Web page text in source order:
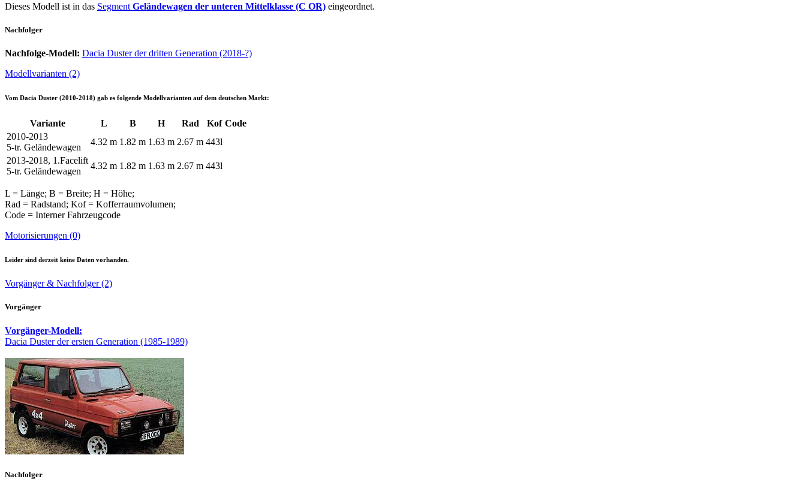
Dieses Modell ist in das Segment Geländewagen der unteren Mittelklasse (C OR) eingeordnet.
Nachfolger
Nachfolge-Modell: Dacia Duster der dritten Generation (2018-?)
Modellvarianten (2)
Vom Dacia Duster (2010-2018) gab es folgende Modellvarianten auf dem deutschen Markt:
Variante L B H Rad Kof Code
2010-2013
5-tr. Geländewagen
4.32 m 1.82 m 1.63 m 2.67 m 443l
2013-2018, 1.Facelift
5-tr. Geländewagen
4.32 m 1.82 m 1.63 m 2.67 m 443l
L = Länge; B = Breite; H = Höhe;
Rad = Radstand; Kof = Kofferraumvolumen;
Code = Interner Fahrzeugcode
Motorisierungen (0)
Leider sind derzeit keine Daten vorhanden.
Vorgänger & Nachfolger (2)
Vorgänger
Vorgänger-Modell:
Dacia Duster der ersten Generation (1985-1989)
Nachfolger